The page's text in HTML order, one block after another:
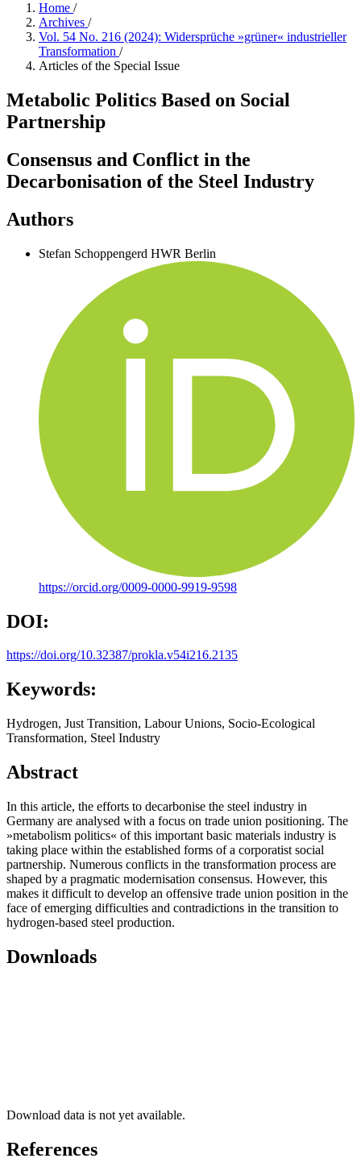
Home /
Archives /
Vol. 54 No. 216 (2024): Widersprüche »grüner« industrieller
Transformation /
Articles of the Special Issue
Metabolic Politics Based on Social
Partnership
Consensus and Conflict in the
Decarbonisation of the Steel Industry
Authors
Stefan Schoppengerd HWR Berlin
https://orcid.org/0009-0000-9919-9598
DOI:
https://doi.org/10.32387/prokla.v54i216.2135
Keywords:
Hydrogen, Just Transition, Labour Unions, Socio-Ecological
Transformation, Steel Industry
Abstract
In this article, the efforts to decarbonise the steel industry in
Germany are analysed with a focus on trade union positioning. The
»metabolism politics« of this important basic materials industry is
taking place within the established forms of a corporatist social
partnership. Numerous conflicts in the transformation process are
shaped by a pragmatic modernisation consensus. However, this
makes it difficult to develop an offensive trade union position in the
face of emerging difficulties and contradictions in the transition to
hydrogen-based steel production.
Downloads
Download data is not yet available.
References